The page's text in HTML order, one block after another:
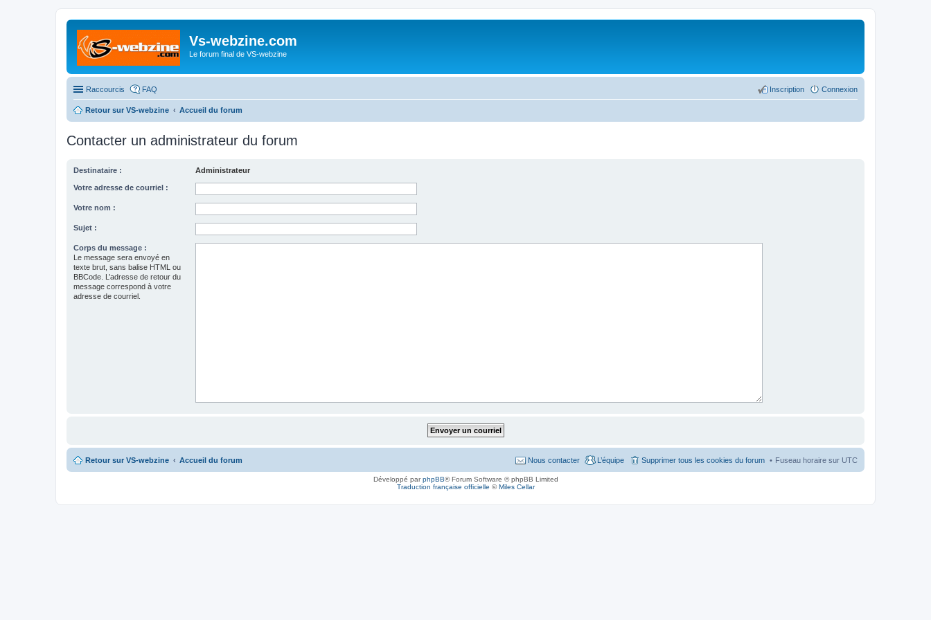
Vs-webzine.com
Le forum final de VS-webzine
Raccourcis FAQ Connexion
Inscription
Retour sur VS-webzine Accueil du forum
Contacter un administrateur du forum
Destinataire : Administrateur
Votre adresse de courriel :
Votre nom :
Sujet :
Corps du message :
Le message sera envoyé en
texte brut, sans balise HTML ou
BBCode. L’adresse de retour du
message correspond à votre
adresse de courriel.
Retour sur VS-webzine Accueil du forum Fuseau horaire sur UTC
Supprimer tous les cookies du forum
L’équipe
Nous contacter
Développé parphpBB® Forum Software © phpBB Limited
Traduction française officielle ©Miles Cellar